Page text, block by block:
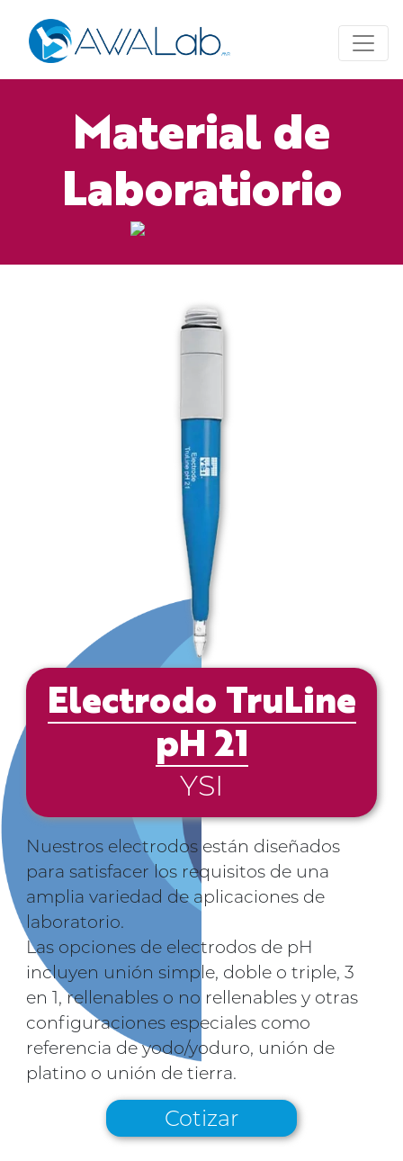
Material de
Laboratiorio
Electrodo TruLine
pH 21
YSI
Nuestros electrodos están diseñados
para satisfacer los requisitos de una
amplia variedad de aplicaciones de
laboratorio.
Las opciones de electrodos de pH
incluyen unión simple, doble o triple, 3
en 1, rellenables o no rellenables y otras
configuraciones especiales como
referencia de yodo/yoduro, unión de
platino o unión de tierra.
Cotizar